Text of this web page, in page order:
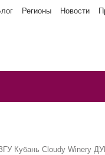
Регионы Новости
Кубань Cloudy Winery